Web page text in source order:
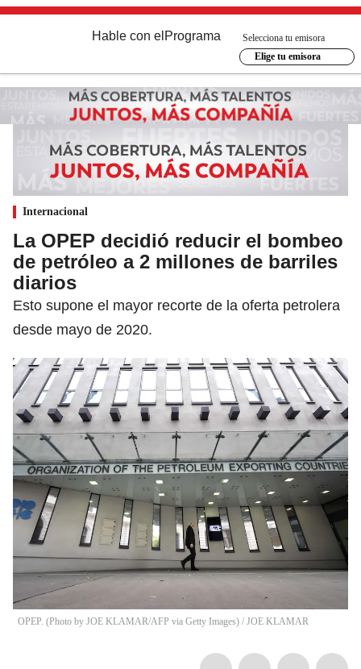
Hable con el Programa
Selecciona tu emisora
Elige tu emisora
Internacional
La OPEP decidió reducir el bombeo
de petróleo a 2 millones de barriles
diarios
Esto supone el mayor recorte de la oferta petrolera
desde mayo de 2020.
OPEP. (Photo by JOE KLAMAR/AFP via Getty Images) / JOE KLAMAR